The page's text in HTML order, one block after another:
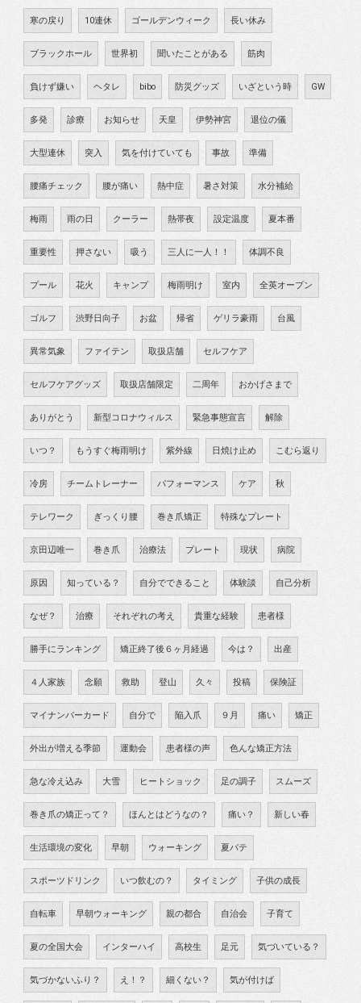
寒の戻り 10連休 ゴールデンウィーク 長い休み
ブラックホール 世界初 聞いたことがある 筋肉
負けず嫌い ヘタレ bibo 防災グッズ いざという時 GW
多発 診療 お知らせ 天皇 伊勢神宮 退位の儀
大型連休 突入 気を付けていても 事故 準備
腰痛チェック 腰が痛い 熱中症 暑さ対策 水分補給
梅雨 雨の日 クーラー 熱帯夜 設定温度 夏本番
重要性 押さない 吸う 三人に一人！！ 体調不良
プール 花火 キャンプ 梅雨明け 室内 全英オープン
ゴルフ 渋野日向子 お盆 帰省 ゲリラ豪雨 台風
異常気象 ファイテン 取扱店舗 セルフケア
セルフケアグッズ 取扱店舗限定 二周年 おかげさまで
ありがとう 新型コロナウィルス 緊急事態宣言 解除
いつ？ もうすぐ梅雨明け 紫外線 日焼け止め こむら返り
冷房 チームトレーナー パフォーマンス ケア 秋
テレワーク ぎっくり腰 巻き爪矯正 特殊なプレート
京田辺唯一 巻き爪 治療法 プレート 現状 病院
原因 知っている？ 自分でできること 体験談 自己分析
なぜ？ 治療 それぞれの考え 貴重な経験 患者様
勝手にランキング 矯正終了後６ヶ月経過 今は？ 出産
４人家族 念願 救助 登山 久々 投稿 保険証
マイナンバーカード 自分で 陥入爪 ９月 痛い 矯正
外出が増える季節 運動会 患者様の声 色んな矯正方法
急な冷え込み 大雪 ヒートショック 足の調子 スムーズ
巻き爪の矯正って？ ほんとはどうなの？ 痛い？ 新しい春
生活環境の変化 早朝 ウォーキング 夏バテ
スポーツドリンク いつ飲むの？ タイミング 子供の成長
自転車 早朝ウォーキング 親の都合 自治会 子育て
夏の全国大会 インターハイ 高校生 足元 気づいている？
気づかないふり？ え！？ 細くない？ 気が付けば